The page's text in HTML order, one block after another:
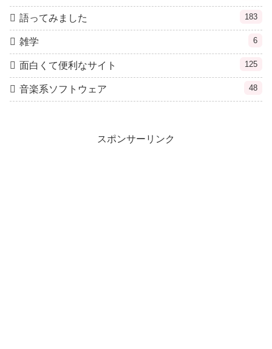
語ってみました 183
雑学 6
面白くて便利なサイト 125
音楽系ソフトウェア 48
スポンサーリンク